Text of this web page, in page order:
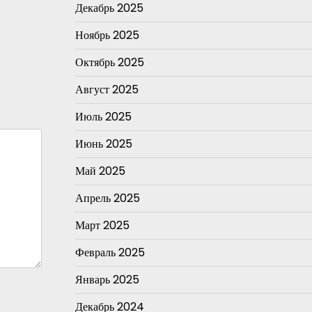
Декабрь 2025
Ноябрь 2025
Октябрь 2025
Август 2025
Июль 2025
Июнь 2025
Май 2025
Апрель 2025
Март 2025
Февраль 2025
Январь 2025
Декабрь 2024